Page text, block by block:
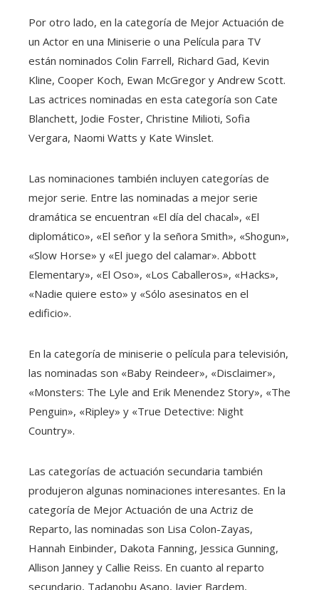
Por otro lado, en la categoría de Mejor Actuación de
un Actor en una Miniserie o una Película para TV
están nominados Colin Farrell, Richard Gad, Kevin
Kline, Cooper Koch, Ewan McGregor y Andrew Scott.
Las actrices nominadas en esta categoría son Cate
Blanchett, Jodie Foster, Christine Milioti, Sofia
Vergara, Naomi Watts y Kate Winslet.
Las nominaciones también incluyen categorías de
mejor serie. Entre las nominadas a mejor serie
dramática se encuentran «El día del chacal», «El
diplomático», «El señor y la señora Smith», «Shogun»,
«Slow Horse» y «El juego del calamar». Abbott
Elementary», «El Oso», «Los Caballeros», «Hacks»,
«Nadie quiere esto» y «Sólo asesinatos en el
edificio».
En la categoría de miniserie o película para televisión,
las nominadas son «Baby Reindeer», «Disclaimer»,
«Monsters: The Lyle and Erik Menendez Story», «The
Penguin», «Ripley» y «True Detective: Night
Country».
Las categorías de actuación secundaria también
produjeron algunas nominaciones interesantes. En la
categoría de Mejor Actuación de una Actriz de
Reparto, las nominadas son Lisa Colon-Zayas,
Hannah Einbinder, Dakota Fanning, Jessica Gunning,
Allison Janney y Callie Reiss. En cuanto al reparto
secundario, Tadanobu Asano, Javier Bardem,